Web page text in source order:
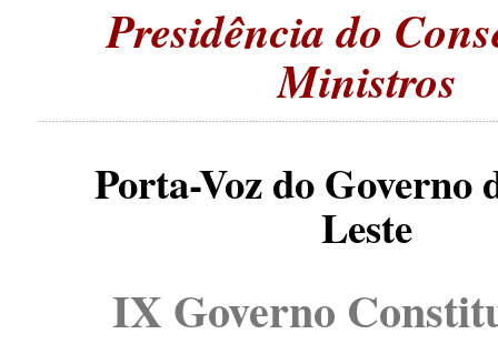
Presidência do
Ministros
Porta-Voz do Governo
Leste
IX Governo